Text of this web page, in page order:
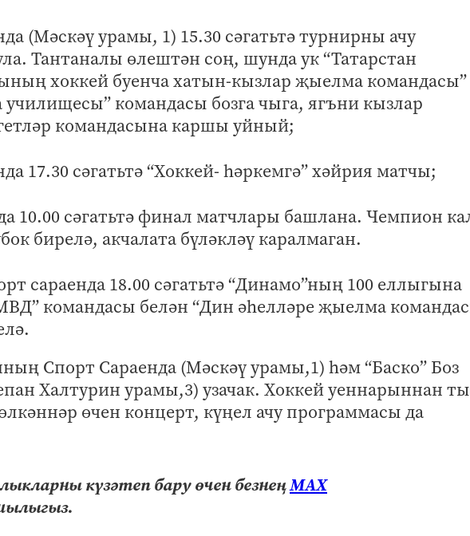
(Мәскәү урамы, 1) 15.30 сәгатьтә турнирны ачу
Тантаналы өлештән соң, шунда ук “Татарстан
хоккей буенча хатын-кызлар җыелма командасы”
училищесы” командасы бозга чыга, ягъни кызлар
командасына каршы уйный;
17.30 сәгатьтә “Хоккей- һәркемгә” хәйрия матчы;
10.00 сәгатьтә финал матчлары башлана. Чемпион
бирелә, акчалата бүләкләү каралмаган.
сараенда 18.00 сәгатьтә “Динамо”ның 100 еллыгына
командасы белән “Дин әһелләре җыелма
Спорт Сараенда (Мәскәү урамы,1) һәм “Баско” Боз
Халтурин урамы,3) узачак. Хоккей уеннарыннан
өчен концерт, күңел ачу программасы да
күзәтеп бару өчен безнеңМАХ